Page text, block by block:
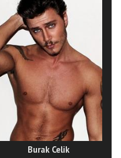
Burak Celik